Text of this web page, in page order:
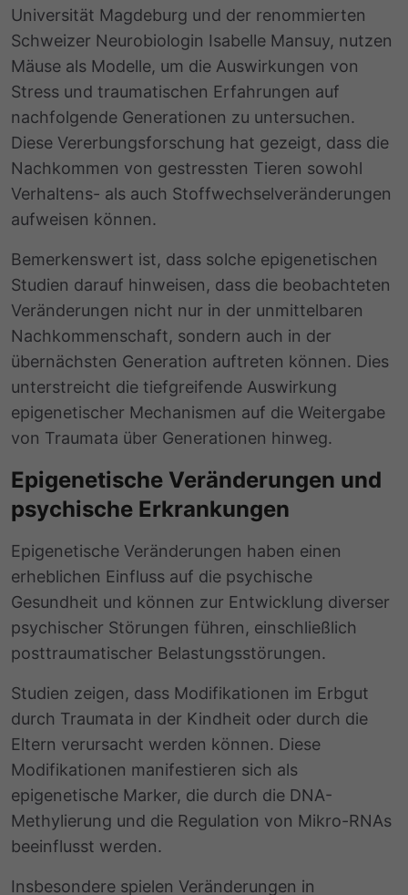
Universität Magdeburg und der renommierten
Schweizer Neurobiologin Isabelle Mansuy, nutzen
Mäuse als Modelle, um die Auswirkungen von
Stress und traumatischen Erfahrungen auf
nachfolgende Generationen zu untersuchen.
Diese Vererbungsforschung hat gezeigt, dass die
Nachkommen von gestressten Tieren sowohl
Verhaltens- als auch Stoffwechselveränderungen
aufweisen können.
Bemerkenswert ist, dass solche epigenetischen
Studien darauf hinweisen, dass die beobachteten
Veränderungen nicht nur in der unmittelbaren
Nachkommenschaft, sondern auch in der
übernächsten Generation auftreten können. Dies
unterstreicht die tiefgreifende Auswirkung
epigenetischer Mechanismen auf die Weitergabe
von Traumata über Generationen hinweg.
Epigenetische Veränderungen und
psychische Erkrankungen
Epigenetische Veränderungen haben einen
erheblichen Einfluss auf die psychische
Gesundheit und können zur Entwicklung diverser
psychischer Störungen führen, einschließlich
posttraumatischer Belastungsstörungen.
Studien zeigen, dass Modifikationen im Erbgut
durch Traumata in der Kindheit oder durch die
Eltern verursacht werden können. Diese
Modifikationen manifestieren sich als
epigenetische Marker, die durch die DNA-
Methylierung und die Regulation von Mikro-RNAs
beeinflusst werden.
Insbesondere spielen Veränderungen in